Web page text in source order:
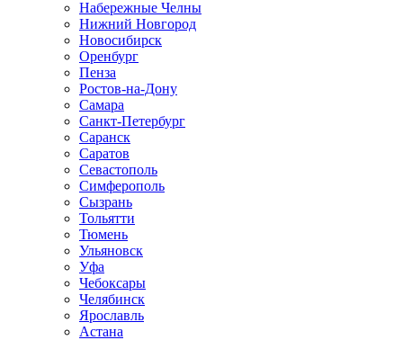
Набережные Челны
Нижний Новгород
Новосибирск
Оренбург
Пенза
Ростов-на-Дону
Самара
Санкт-Петербург
Саранск
Саратов
Севастополь
Симферополь
Сызрань
Тольятти
Тюмень
Ульяновск
Уфа
Чебоксары
Челябинск
Ярославль
Астана